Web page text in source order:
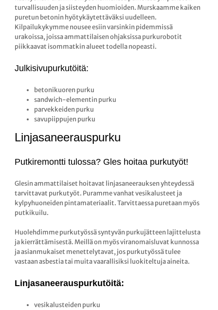
turvallisuuden ja siisteyden huomioiden. Murskaamme kaiken
puretun betonin hyötykäytettäväksi uudelleen.
Kilpailukykymme nousee esiin varsinkin pidemmissä
urakoissa, joissa ammattilaisen ohjaksissa purkurobotit
piikkaavat isommatkin alueet todella nopeasti.
Julkisivupurkutöitä:
betonikuoren purku
sandwich-elementin purku
parvekkeiden purku
savupiippujen purku
Linjasaneerauspurku
Putkiremontti tulossa? Gles hoitaa purkutyöt!
Glesin ammattilaiset hoitavat linjasaneerauksen yhteydessä
tarvittavat purkutyöt. Puramme vanhat vesikalusteet ja
kylpyhuoneiden pintamateriaalit. Tarvittaessa puretaan myös
putkikuilu.
Huolehdimme purkutyössä syntyvän purkujätteen lajittelusta
ja kierrättämisestä. Meillä on myös viranomaisluvat kunnossa
ja asianmukaiset menettelytavat, jos purkutyössä tulee
vastaan asbestia tai muita vaarallisiksi luokiteltuja aineita.
Linjasaneerauspurkutöitä:
vesikalusteiden purku